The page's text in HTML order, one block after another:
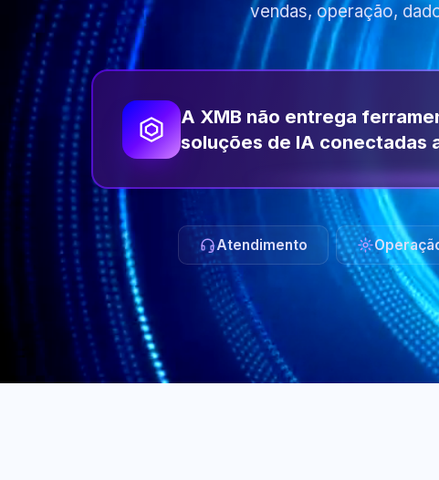
vendas, operação,
A XMB não entrega
soluções de IA conectadas
Atendimento